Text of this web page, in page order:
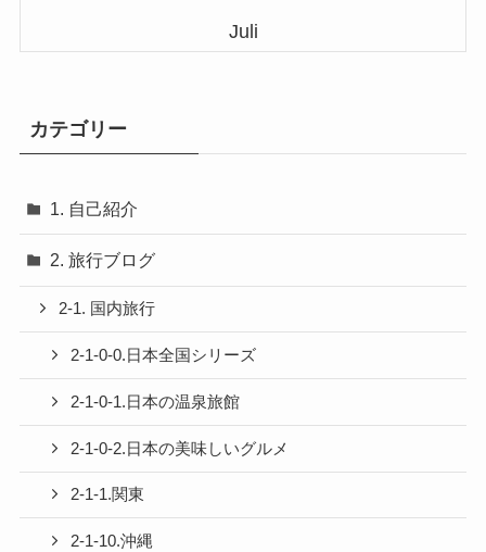
Juli
カテゴリー
1. 自己紹介
2. 旅行ブログ
2-1. 国内旅行
2-1-0-0.日本全国シリーズ
2-1-0-1.日本の温泉旅館
2-1-0-2.日本の美味しいグルメ
2-1-1.関東
2-1-10.沖縄